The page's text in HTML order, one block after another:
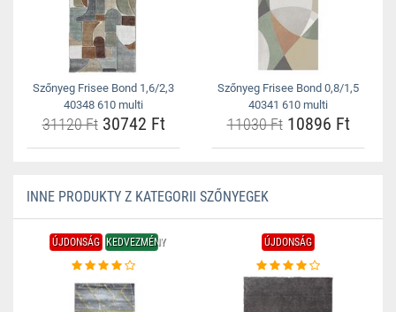
Szőnyeg Frisee Bond 1,6/2,3
40348 610 multi
31120 Ft30742 Ft
Szőnyeg Frisee Bond 0,8/1,5
40341 610 multi
11030 Ft10896 Ft
INNE PRODUKTY Z KATEGORII SZŐNYEGEK
ÚJDONSÁG KEDVEZMÉNY ÚJDONSÁG